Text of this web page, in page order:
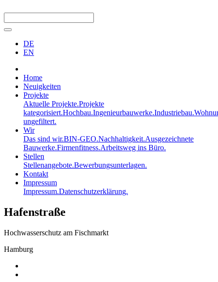
DE
EN
Home
Neuigkeiten
Projekte
Aktuelle Projekte.Projekte
kategorisiert.Hochbau.Ingenieurbauwerke.Industriebau.
ungefiltert.
Wir
Das sind wir.BIN-GEO.Nachhaltigkeit.Ausgezeichnete
Bauwerke.Firmenfitness.Arbeitsweg ins Büro.
Stellen
Stellenangebote.Bewerbungsunterlagen.
Kontakt
Impressum
Impressum.Datenschutzerklärung.
Hafenstraße
Hochwasserschutz am Fischmarkt
Hamburg